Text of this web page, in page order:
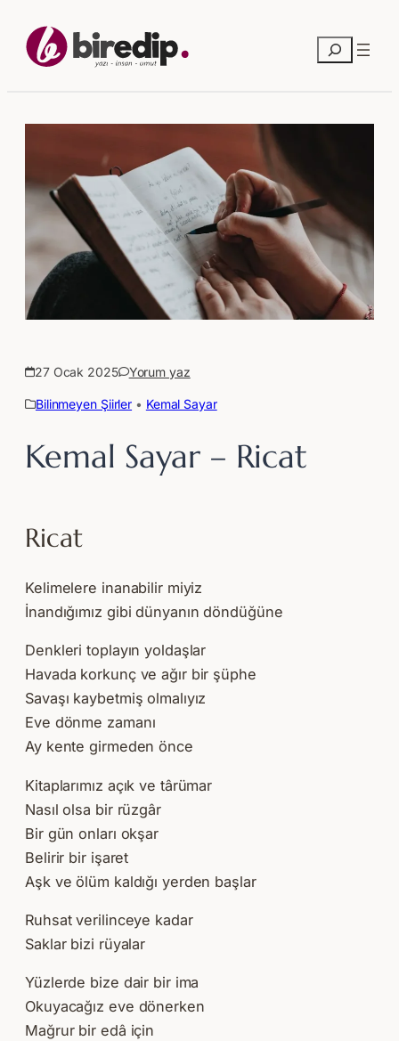
Ara
27 Ocak 2025 Yorum yaz
Bilinmeyen Şiirler • Kemal Sayar
Kemal Sayar – Ricat
Ricat
Kelimelere inanabilir miyiz
İnandığımız gibi dünyanın döndüğüne
Denkleri toplayın yoldaşlar
Havada korkunç ve ağır bir şüphe
Savaşı kaybetmiş olmalıyız
Eve dönme zamanı
Ay kente girmeden önce
Kitaplarımız açık ve târümar
Nasıl olsa bir rüzgâr
Bir gün onları okşar
Belirir bir işaret
Aşk ve ölüm kaldığı yerden başlar
Ruhsat verilinceye kadar
Saklar bizi rüyalar
Yüzlerde bize dair bir ima
Okuyacağız eve dönerken
Mağrur bir edâ için